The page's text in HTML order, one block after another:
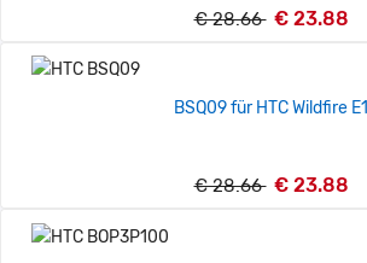
€ 28.66 € 23.88
BSQ09 für HTC Wildfire E1
€ 28.66 € 23.88